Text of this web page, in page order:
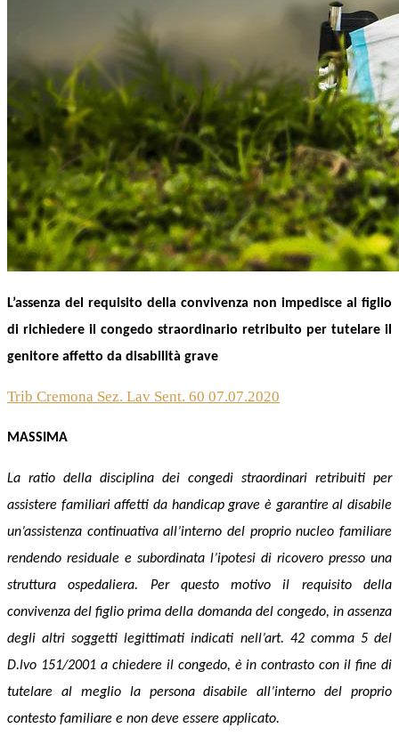
L’assenza del requisito della convivenza non impedisce al figlio
di richiedere il congedo straordinario retribuito per tutelare il
genitore affetto da disabilità grave
Trib Cremona Sez. Lav Sent. 60 07.07.2020
MASSIMA
La ratio della disciplina dei congedi straordinari retribuiti per
assistere familiari affetti da handicap grave è garantire al disabile
un’assistenza continuativa all’interno del proprio nucleo familiare
rendendo residuale e subordinata l’ipotesi di ricovero presso una
struttura ospedaliera. Per questo motivo il requisito della
convivenza del figlio prima della domanda del congedo, in assenza
degli altri soggetti legittimati indicati nell’art. 42 comma 5 del
D.lvo 151/2001 a chiedere il congedo, è in contrasto con il fine di
tutelare al meglio la persona disabile all’interno del proprio
contesto familiare e non deve essere applicato.